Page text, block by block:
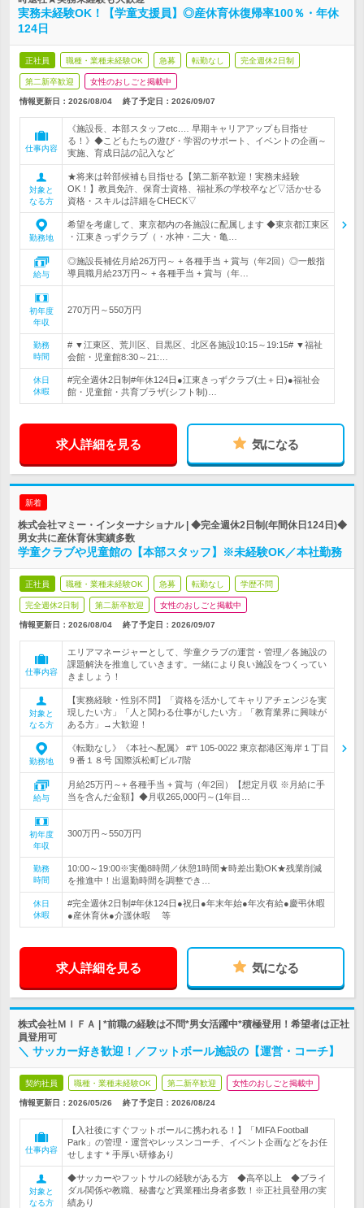
実務未経験OK！【学童支援員】◎産休育休復帰率100％・年休
124日
正社員 職種・業種未経験OK 急募 転勤なし 完全週休2日制
第二新卒歓迎 女性のおしごと掲載中
情報更新日：2026/08/04 終了予定日： 2026/09/07
仕事内容
《施設長、本部スタッフetc.… 早期キャリアアップも目指せ
る！》◆こどもたちの遊び・学習のサポート、イベントの企画～
実施、育成日誌の記入など
対象と
なる方
★将来は幹部候補も目指せる【第二新卒歓迎！実務未経験
OK！】教員免許、保育士資格、福祉系の学校卒など▽活かせる
資格・スキルは詳細をCHECK▽
勤務地
希望を考慮して、東京都内の各施設に配属します ◆東京都江東区
・江東きっずクラブ（・水神・二大・亀…
給与
◎施設長補佐月給26万円～ + 各種手当 + 賞与（年2回）◎一般指
導員職月給23万円～ + 各種手当 + 賞与（年…
初年度
年収
270万円～550万円
勤務
時間
# ▼江東区、荒川区、目黒区、北区各施設10:15～19:15# ▼福祉
会館・児童館8:30～21:…
休日
休暇
#完全週休2日制#年休124日●江東きっずクラブ(土＋日)●福祉会
館・児童館・共育プラザ(シフト制)…
求人詳細を見る 気になる
新着
株式会社マミー・インターナショナル | ◆完全週休2日制(年間休日124日)◆
男女共に産休育休実績多数
学童クラブや児童館の【本部スタッフ】※未経験OK／本社勤務
正社員 職種・業種未経験OK 急募 転勤なし 学歴不問
完全週休2日制 第二新卒歓迎 女性のおしごと掲載中
情報更新日：2026/08/04 終了予定日： 2026/09/07
仕事内容
エリアマネージャーとして、学童クラブの運営・管理／各施設の
課題解決を推進していきます。一緒により良い施設をつくってい
きましょう！
対象と
なる方
【実務経験・性別不問】「資格を活かしてキャリアチェンジを実
現したい方」「人と関わる仕事がしたい方」「教育業界に興味が
ある方」→大歓迎！
勤務地
《転勤なし》《本社へ配属》 #〒105-0022 東京都港区海岸１丁目
９番１８号 国際浜松町ビル7階
給与
月給25万円～+ 各種手当 + 賞与（年2回）【想定月収 ※月給に手
当を含んだ金額】◆月収265,000円～(1年目…
初年度
年収
300万円～550万円
勤務
時間
10:00～19:00※実働8時間／休憩1時間★時差出勤OK★残業削減
を推進中！出退勤時間を調整でき…
休日
休暇
#完全週休2日制#年休124日●祝日●年末年始●年次有給●慶弔休暇
●産休育休●介護休暇 等
求人詳細を見る 気になる
株式会社ＭＩＦＡ | *前職の経験は不問*男女活躍中*積極登用！希望者は正社
員登用可
＼ サッカー好き歓迎！／フットボール施設の【運営・コーチ】
契約社員 職種・業種未経験OK 第二新卒歓迎 女性のおしごと掲載中
情報更新日：2026/05/26 終了予定日： 2026/08/24
仕事内容
【入社後にすぐフットボールに携われる！】「MIFA Football
Park」の管理・運営やレッスンコーチ、イベント企画などをお任
せします＊手厚い研修あり
対象と
なる方
◆サッカーやフットサルの経験がある方 ◆高卒以上 ◆ブライ
ダル関係や教職、秘書など異業種出身者多数！※正社員登用の実
績あり